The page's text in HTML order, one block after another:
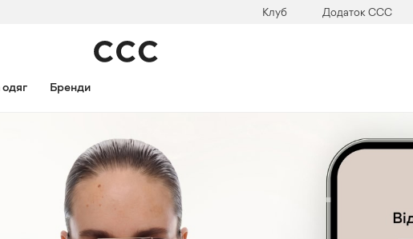
Клуб Додаток CCC
Бренди